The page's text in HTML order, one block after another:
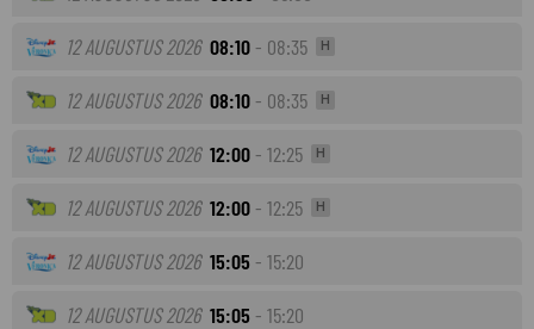
12 AUGUSTUS 2026 08:10 - 08:35 H
12 AUGUSTUS 2026 08:10 - 08:35 H
12 AUGUSTUS 2026 12:00 - 12:25 H
12 AUGUSTUS 2026 12:00 - 12:25 H
12 AUGUSTUS 2026 15:05 - 15:20
12 AUGUSTUS 2026 15:05 - 15:20